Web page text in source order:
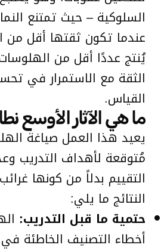
السلوكية – حيث تمتنع
عندما تكون ثقتها أقل من
يُنتج عددًا أقل من
الثقة مع الاستمرار في
القياس.
ما هي الآثار الأوسع
يعيد هذا العمل صياغة
مُتوقعة لأهداف التدريب
التقييم بدلاً من كونها
النتائج ما يلي:
حتمية ما قبل التدريب:
أخطاء التصنيف الخاطئة